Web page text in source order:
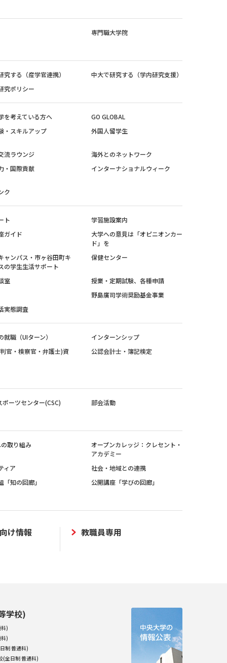
専門職大学院
究する（産学官連携）
中大で研究する（学内研究支援）
究ポリシー
を考えている方へ
GO GLOBAL
・スキルアップ
外国人留学生
流ラウンジ
海外とのネットワーク
・国際貢献
インターナショナルウィーク
ク
ト
学習施設案内
ガイド
大学への意見は「オピニオンカー
ド」を
ャンパス・市ヶ谷田町キ
の学生生活サポート
保健センター
室
授業・定期試験、各種申請
野島廣司学術奨励基金事業
実態調査
就職（UIターン）
インターンシップ
官・検察官・弁護士)資
公認会計士・簿記検定
ポーツセンター(CSC) 部会活動
取り組み
オープンカレッジ：クレセント・
アカデミー
ィア
社会・地域との連携
「知の回廊」
公開講座「学びの回廊」
け情報 教職員専用
学校)
)
)
制 普通科)
(全日制 普通科)